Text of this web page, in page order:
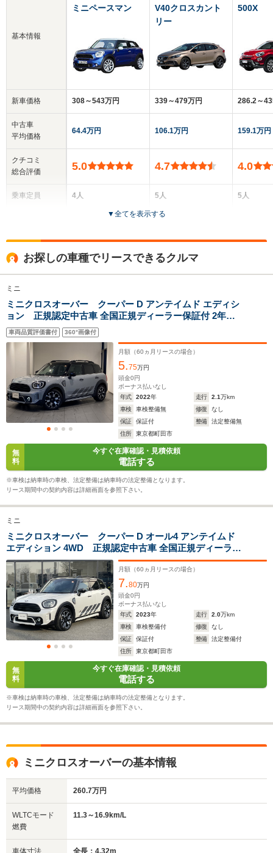
基本情報
新車価格
中古車
平均価格
クチコミ
総合評価
乗車定員
サイズ
WLTCモード
燃費
駆動方式
ミニペースマン
308～543万円
64.4万円
5.0
4人
全高
1.52m～1.53m
全幅
1.79m
全長
4.12m～4.14m
ホイールベース
-m
FF、4WD
V40クロスカント
リー
339～479万円
106.1万円
4.7
5人
5ドア
1.47m
全幅
1.8m
全長
-
4WD、FF
500X
286.2～
159.1万円
4.0
5人
▼全てを表示する
お探しの車種でリースできるクルマ
ミニ
ミニクロスオーバー クーパー D アンテイムド エディシ
ョン 正規認定中古車 全国正規ディーラー保証付 2年走
行距離無制限 1オーナー 緑革シート 電動トランク ア
ップルカープレイ 前後ドラレコ パーキングアシス
ト ACC 禁煙 コンフォートアクセス
車両品質評価書付 360°画像付
月額（60 ヵ月リースの場合）
5.75万円
頭金0円
ボーナス払いなし
年式
2022年 走行 2.1万km
車検
車検整備無 修復
なし
保証
保証付 整備
法定整備無
住所
東京都町田市
無
料
今すぐ在庫確認・見積依頼
電話する
※車検は納車時の車検、法定整備は納車時の法定整備となります。
リース期間中の契約内容は詳細画面を参照下さい。
ミニ
ミニクロスオーバー クーパー D オール4 アンテイムド
エディション 4WD 正規認定中古車 全国正規ディーラー
保証付/2年・走行距離無制限 18AW シートヒーター ワ
イヤレスチャージャー 緑革スポーツシート 純正前後ド
ラレコ ワンオーナー 禁煙車 ACC USB 前後
PDC Bluetooth
月額（60 ヵ月リースの場合）
7.80万円
頭金0円
ボーナス払いなし
年式
2023年 走行 2.0万km
車検
車検整備付 修復
なし
保証
保証付 整備
法定整備付
住所
東京都町田市
無
料
今すぐ在庫確認・見積依頼
電話する
※車検は納車時の車検、法定整備は納車時の法定整備となります。
リース期間中の契約内容は詳細画面を参照下さい。
ミニクロスオーバーの基本情報
平均価格 260.7万円
WLTCモード
燃費
11.3～16.9km/L
車体寸法 全長：4.32m